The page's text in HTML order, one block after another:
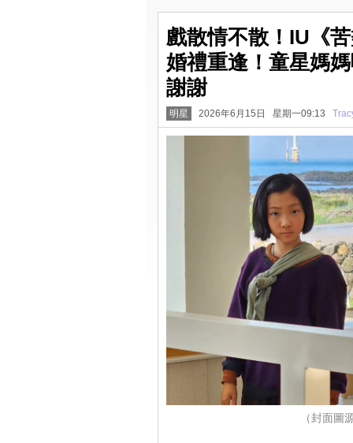
戲散情不散！IU《
婚禮重逢！童星媽
謝謝
明星 2026年6月15日 星期一09:13
（封面圖